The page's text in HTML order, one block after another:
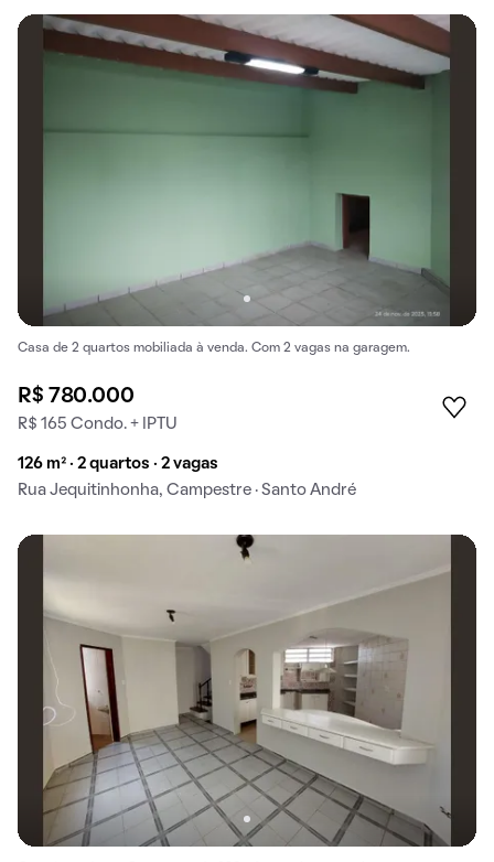
Casa de 2 quartos mobiliada à venda. Com 2 vagas na garagem.
R$ 780.000
R$ 165 Condo. + IPTU
126 m² · 2 quartos · 2 vagas
Rua Jequitinhonha, Campestre · Santo André